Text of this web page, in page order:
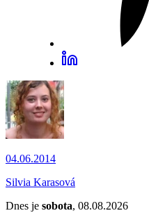
04.06.2014
Silvia Karasová
Dnes je sobota, 08.08.2026